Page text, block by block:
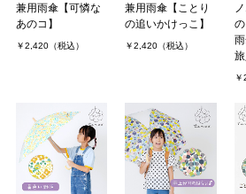
お友達の娘さんの入学祝いに購入しました
雨の日が待ち遠しくなるようなかわいい
た。実物もとってもかわいくて、娘さん
utakoさん（1件） 購入者
30代/女性 投稿日：2021年04月19日
兼用雨傘【可憐な
あのコ】
￥2,420（税込）
兼用雨傘【ことり
の追いかけっこ】
￥2,420（税込）
旅
￥